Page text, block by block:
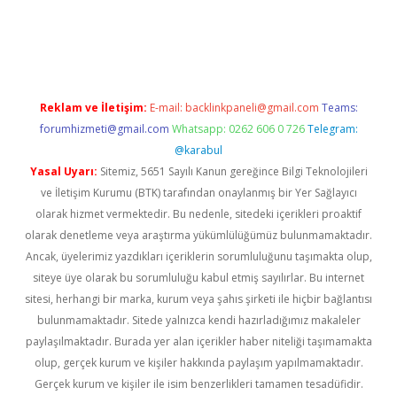
Reklam ve İletişim: E-mail: backlinkpaneli@gmail.com Teams:
forumhizmeti@gmail.com Whatsapp: 0262 606 0 726 Telegram:
@karabul
Yasal Uyarı: Sitemiz, 5651 Sayılı Kanun gereğince Bilgi Teknolojileri
ve İletişim Kurumu (BTK) tarafından onaylanmış bir Yer Sağlayıcı
olarak hizmet vermektedir. Bu nedenle, sitedeki içerikleri proaktif
olarak denetleme veya araştırma yükümlülüğümüz bulunmamaktadır.
Ancak, üyelerimiz yazdıkları içeriklerin sorumluluğunu taşımakta olup,
siteye üye olarak bu sorumluluğu kabul etmiş sayılırlar. Bu internet
sitesi, herhangi bir marka, kurum veya şahıs şirketi ile hiçbir bağlantısı
bulunmamaktadır. Sitede yalnızca kendi hazırladığımız makaleler
paylaşılmaktadır. Burada yer alan içerikler haber niteliği taşımamakta
olup, gerçek kurum ve kişiler hakkında paylaşım yapılmamaktadır.
Gerçek kurum ve kişiler ile isim benzerlikleri tamamen tesadüfidir.